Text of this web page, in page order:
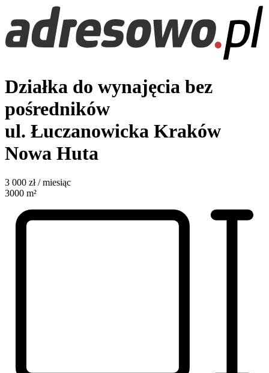
Działka do wynajęcia bez
pośredników
ul. Łuczanowicka Kraków
Nowa Huta
3 000 zł / miesiąc
3000 m²